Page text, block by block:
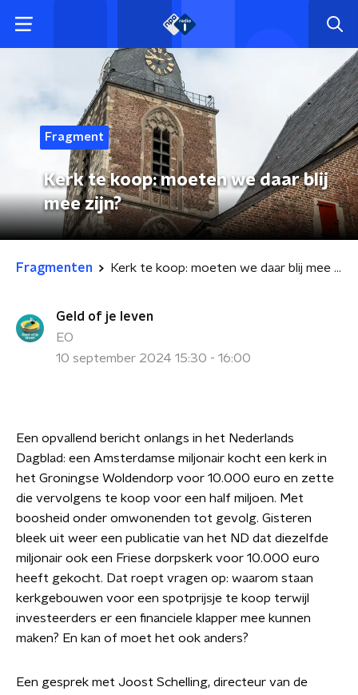
Fragment
Kerk te koop: moeten we daar blij
mee zijn?
Fragmenten Kerk te koop: moeten we daar blij mee zijn?
Geld of je leven
EO
10 september 2024 15:30 - 16:00
Een opvallend bericht onlangs in het Nederlands
Dagblad: een Amsterdamse miljonair kocht een kerk in
het Groningse Woldendorp voor 10.000 euro en zette
die vervolgens te koop voor een half miljoen. Met
boosheid onder omwonenden tot gevolg. Gisteren
bleek uit weer een publicatie van het ND dat diezelfde
miljonair ook een Friese dorpskerk voor 10.000 euro
heeft gekocht. Dat roept vragen op: waarom staan
kerkgebouwen voor een spotprijsje te koop terwijl
investeerders er een financiele klapper mee kunnen
maken? En kan of moet het ook anders?
Een gesprek met Joost Schelling, directeur van de